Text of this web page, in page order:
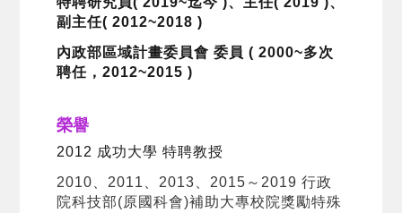
副主任( 2012~2018 )
內政部區域計畫委員會 委員 ( 2000~多次
聘任，2012~2015 )
榮譽
2012 成功大學 特聘教授
2010、2011、2013、2015～2019 行政
院科技部(原國科會)補助大專校院獎勵特殊